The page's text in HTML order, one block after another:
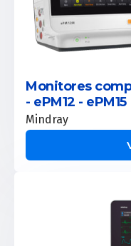
Monitores
- ePM12 - ePM15
Mindray